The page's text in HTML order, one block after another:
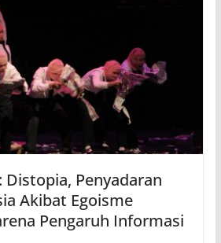
Distopia, Penyadaran
Akibat Egoisme
Pengaruh Informasi